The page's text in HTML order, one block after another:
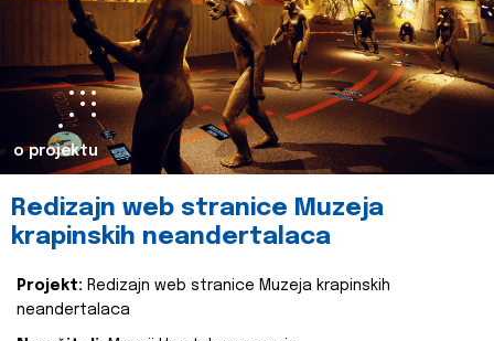
o projektu
Redizajn web stranice Muzeja
krapinskih neandertalaca
Projekt: Redizajn web stranice Muzeja krapinskih
neandertalaca